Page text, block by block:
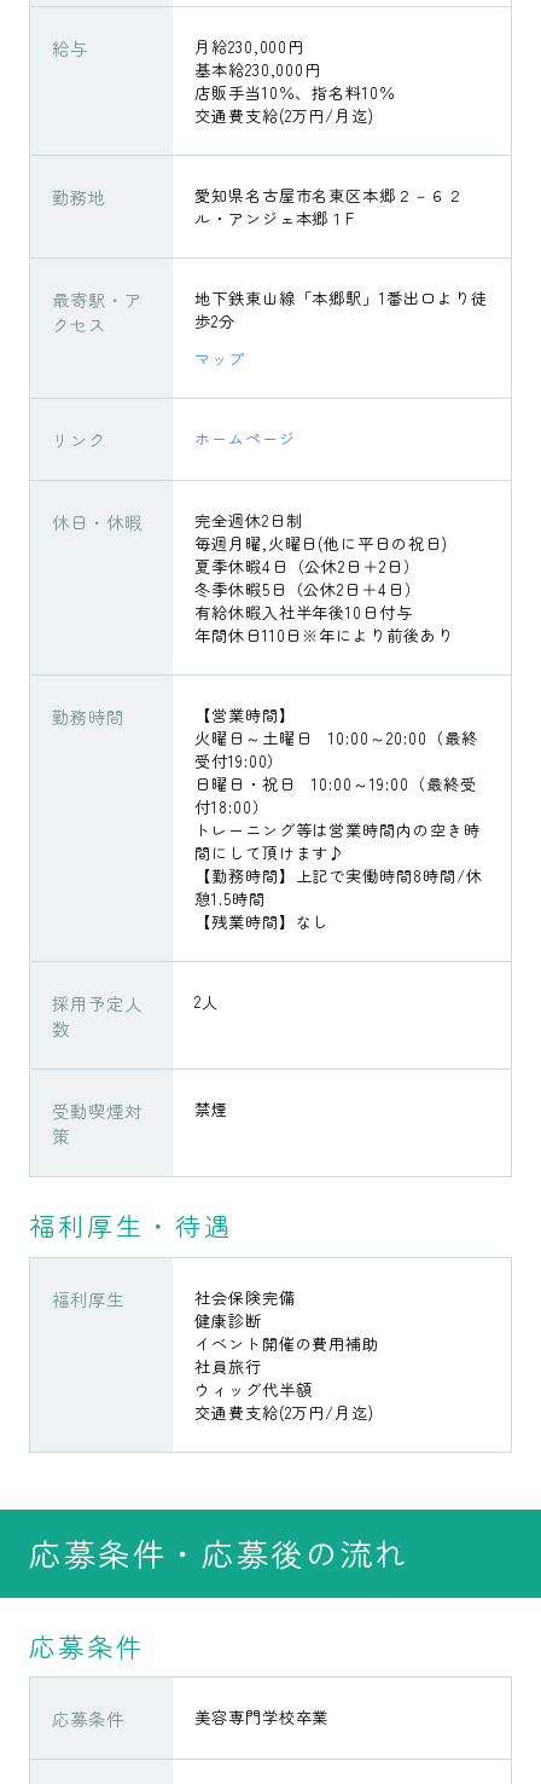
給与
月給230,000円
基本給230,000円
店販手当10％、指名料10％
交通費支給(2万円/月迄)
勤務地
愛知県名古屋市名東区本郷２－６２
ル・アンジェ本郷１F
最寄駅・ア
クセス
地下鉄東山線「本郷駅」1番出口より徒
歩2分
マップ
リンク ホームページ
休日・休暇
完全週休2日制
毎週月曜,火曜日(他に平日の祝日)
夏季休暇4日（公休2日＋2日）
冬季休暇5日（公休2日＋4日）
有給休暇入社半年後10日付与
年間休日110日※年により前後あり
勤務時間
【営業時間】
火曜日～土曜日 10:00～20:00（最終
受付19:00）
日曜日・祝日 10:00～19:00（最終受
付18:00）
トレーニング等は営業時間内の空き時
間にして頂けます♪
【勤務時間】上記で実働時間8時間/休
憩1.5時間
【残業時間】なし
採用予定人
数
2人
受動喫煙対
策
禁煙
福利厚生・待遇
福利厚生
社会保険完備
健康診断
イベント開催の費用補助
社員旅行
ウィッグ代半額
交通費支給(2万円/月迄)
応募条件・応募後の流れ
応募条件
応募条件 美容専門学校卒業